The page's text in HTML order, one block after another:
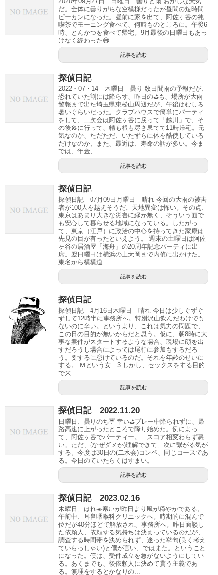
だ。全体に曇りがちな空模様だったが昼間の短時間
ピーカンになった。昼前に家を出て、阿佐ヶ谷の純
喫茶でモーニング食べて、何時ものところに。午後6
時、とんかつを食べて帰宅。9月最後の日曜日もあっ
けなく終わった😅
記事を読む
探偵日記
2022・07・14 木曜日 曇り 数日間雨の予報だが、
恐れていた割には降らず、昨日の⛳も、場所が大雨
警報まで出た埼玉県東松山周辺だが、午後はむしろ
暑いぐらいだった。クラブハウスで簡単にパーティ
をして、二次会は阿佐ヶ谷に戻って「越川」で、そ
の後🎤に行って、精も根も尽き果てて11時帰宅。元
気なのか、ただただ、いたずらに体を酷使している
だけなのか。また、最近は、寿命の話が多い。今ま
では、年金、...
記事を読む
探偵日記
探偵日記 07月09日月曜日 晴れ 今回の大雨の被害
者が100人を越えそうだ。天地異変は怖い。その点、
東京はあまり大きな災害に縁が無く、そういう面で
も安心して暮らせる地域になっている。したがっ
て、東京（江戸）に政治の中心を持ってきた家康は
先見の目が有ったといえよう。 週末の土曜日は阿佐
ヶ谷の居酒屋「海舟」の20周年記念パーティに出
席。翌日曜日は横浜の上大岡まで内偵に出かけた。
東名から横横道...
記事を読む
探偵日記
探偵日記 4月16日木曜日 晴れ 今日は少しぐずぐ
ずして12時半に事務所へ。特別沢山飲んだわけでも
ないのに辛い。というより、これは気力の問題で、
この日の目的が無いからだと思う。仮に、朝8時に大
事な案件がスタートするような場合、現場に顔を出
すだろうし場合によっては尾行に参加もするだろ
う。要するに怠けているのだ。それを年齢のせいに
する。 Ｍという女 3 しかし、セックスをする目的
で来...
記事を読む
探偵日記 2022.11.20
日曜日、曇りのち☔️ 幸い⛳️プレー中降られずに、帰
路高速に上がったところで降り始めた。例によっ
て、阿佐ヶ谷でパーティー。 スコア相変わらず悪
い。ただ、(なぜダメか)理解できて、次に繋がる気が
する。今度は30日の(二水会)コンペ、同じコースであ
る。今日のていたらくはすまい。
記事を読む
探偵日記 2023.02.16
木曜日、はれ☀️寒いが昨日より風が穏やかである。
午前中、耳鼻咽喉科クリニックへ。時期的に混んで
位だが40分ほどで解放され、事務所へ。昨日面談し
た依頼人、依頼する気持ちは決まっているのだが、
調査する時間帯を決められず、迷った挙句(良く考え
ていらっしゃい)と僕が言い、ではまた。ということ
になった。僕は、受件成立を急がないようにしてい
る。あくまでも、後依頼人に決めて貰う主義であ
る。無理をするとかなりの...